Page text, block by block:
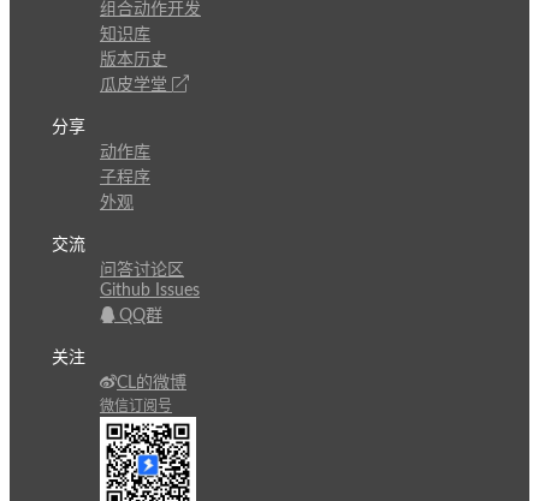
组合动作开发
知识库
版本历史
瓜皮学堂
分享
动作库
子程序
外观
交流
问答讨论区
Github Issues
QQ群
关注
CL的微博
微信订阅号